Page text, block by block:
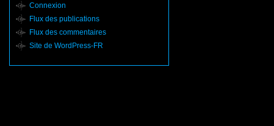
Connexion
Flux des publications
Flux des commentaires
Site de WordPress-FR